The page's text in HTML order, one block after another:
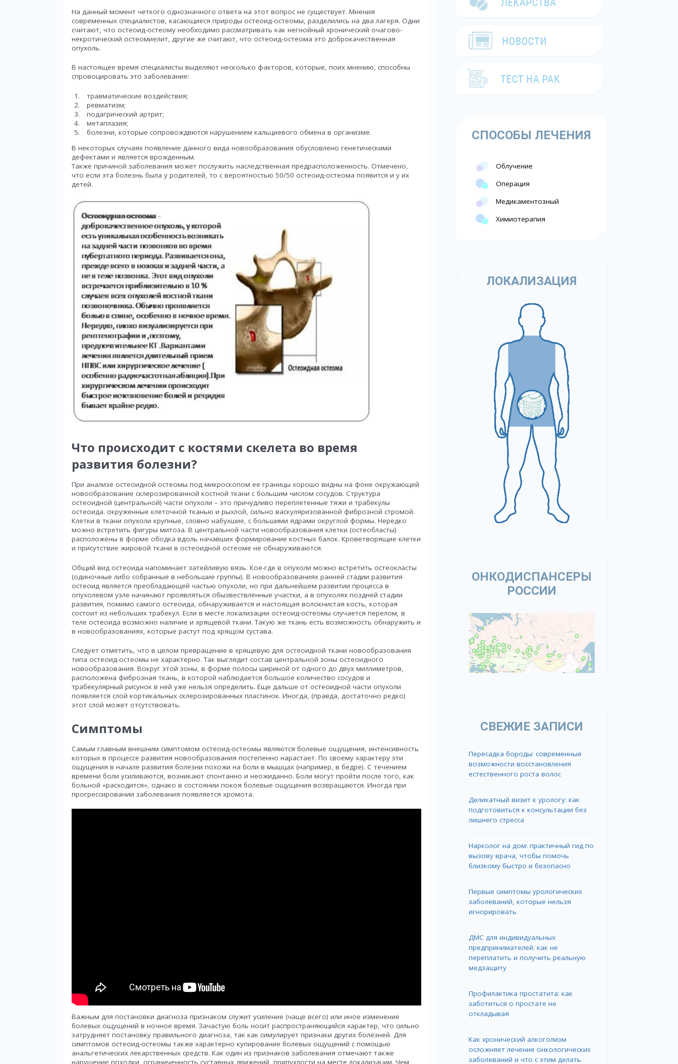
На данный момент четкого однозначного ответа на этот вопрос не существует. Мнения
современных специалистов, касающиеся природы остеоид-остеомы, разделились на два лагеря. Одни
считают, что остеоид-остеому необходимо рассматривать как негнойный хронический очагово-
некротический остеомиелит, другие же считают, что остеоид-остеома это доброкачественная
опухоль.
В настоящее время специалисты выделяют несколько факторов, которые, поих мнению, способны
спровоцировать это заболевание:
травматические воздействия;
ревматизм;
подагрический артрит;
метаплазия;
болезни, которые сопровождвются нарушением кальциевого обмена в организме.
В некоторых случаях появление данного вида новообразования обусловлено генетическими
дефектами и является врожденным.
Также причиной заболевания может послужить наследственная предрасположенность. Отмечено,
что если эта болезнь была у родителей, то с вероятностью 50/50 остеоид-остеома появится и у их
детей.
Что происходит с костями скелета во время
развития болезни?
При анализе остеоидной остеомы под микроскопом ее границы хорошо видны на фоне окружающей
новообразование склерозированной костной ткани с большим числом сосудов. Структура
остеоидной (центральной) части опухоли – это причудливо переплетенные тяжи и трабекулы
остеоида. окруженные клеточной тканью и рыхлой, сильно васкуляризованной фиброзной стромой.
Клетки в ткани опухоли крупные, словно набухшие, с большими ядрами округлой формы. Нередко
можно встретить фигуры митоза. В центральной части новообразования клетки (остеобласты)
расположены в форме ободка вдоль начавших формирование костных балок. Кроветворящие клетки
и присутствие жировой ткани в остеоидной остеоме не обнаруживаются.
Общий вид остеоида напоминает затейливую вязь. Кое-где в опухоли можно встретить остеокласты
(одиночные либо собранные в небольшие группы). В новообразованиях ранней стадии развития
остеоид является преобладающей частью опухоли, но при дальнейшем развитии процесса в
опухолевом узле начинают проявляться обызвествлённые участки, а в опухолях поздней стадии
развития, помимо самого остеоида, обнаруживается и настоящая волокнистая кость, которая
состоит из небольших трабекул. Если в месте локализации остеоид-остеомы случается перелом, в
теле остеоида возможно наличие и хрящевой ткани. Такую же ткань есть возможность обнаружить и
в новообразованиях, которые растут под хрящом сустава.
Следует отметить, что в целом превращение в хрящевую для остеоидной ткани новообразования
типа остеоид-остеомы не характерно. Так выглядит состав центральной зоны остеоидного
новообразования. Вокруг этой зоны, в форме полосы шириной от одного до двух миллиметров,
расположена фиброзная ткань, в которой наблюдается большое количество сосудов и
трабекулярный рисунок в ней уже нельзя определить. Еще дальше от остеоидной части опухоли
появляется слой кортикальных склерозированных пластинок. Иногда, (правда, достаточно редко)
этот слой может отсутствовать.
Симптомы
Самым главным внешним симптомом остеоид-остеомы являются болевые ощущения, интенсивность
которых в процессе развития новообразования постепенно нарастает. По своему характеру эти
ощущения в начале развития болезни похожи на боли в мышцах (например, в бедре). С течением
времени боли усиливаются, возникают спонтанно и неожиданно. Боли могут пройти после того, как
больной «расходится», однако в состоянии покоя болевые ощущения возвращаются. Иногда при
прогрессировании заболевания появляется хромота.
Важным для постановки диагноза признаком служит усиление (чаще всего) или иное изменение
болевых ощущений в ночное время. Зачастую боль носит распространяющийся характер, что сильно
затрудняет постановку правильного диагноза, так как симулирует признаки других болезней. Для
симптомов остеоид-остеомы также характерно купирование болевых ощущений с помощью
анальгетических лекарственных средств. Как один из признаков заболевания отмечают также
СПОСОБЫ ЛЕЧЕНИЯ
Облучение
Операция
Медикаментозный
Химиотерапия
ЛОКАЛИЗАЦИЯ
ОНКОДИСПАНСЕРЫ
РОССИИ
СВЕЖИЕ ЗАПИСИ
Пересадка бороды: современные
возможности восстановления
естественного роста волос
Деликатный визит к урологу: как
подготовиться к консультации без
лишнего стресса
Нарколог на дом: практичный гид по
вызову врача, чтобы помочь
близкому быстро и безопасно
Первые симптомы урологических
заболеваний, которые нельзя
игнорировать
ДМС для индивидуальных
предпринимателей: как не
переплатить и получить реальную
медзащиту
Профилактика простатита: как
заботиться о простате не
откладывая
Как хронический алкоголизм
осложняет лечение онкологических
заболеваний и что с этим делать